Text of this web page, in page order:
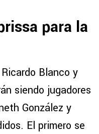
para la
Blanco y
siendo jugadores
González y
El primero se